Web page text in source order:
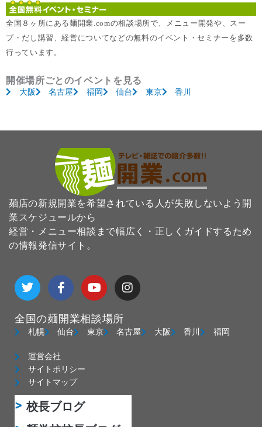
全国８ヶ所にある麺開業.comの相談場所で、メニュー開発や、スー
プ・だし講習、経営についてなどの無料のイベント・セミナーを多数
行っています。
開催場所ごとのイベントを見る
大阪 名古屋 福岡 仙台 東京 香川
麺店の新規開業を希望されている人が失敗しないよう開
業スケジュールから
経営・メニュー相談まで幅広く・正しくガイドするため
の情報発信サイト。
T
w
i
t
e
F
a
c
b
o
k
-
f
Y
o
u
u
b
I
n
s
g
全国の麺開業相談場所
札幌 仙台 東京 名古屋 大阪 香川 福岡
運営会社
サイトポリシー
サイトマップ
校長ブログ